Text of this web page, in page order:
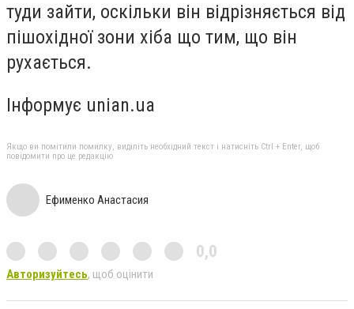
туди зайти, оскільки він відрізняється від
пішохідної зони хіба що тим, що він
рухається.
Інформує unian.ua
Якщо ви помітили помилку, виділіть необхідний текст і натисніть Ctrl + Enter, щоб
повідомити про це редакцію
Ефименко Анастасия
0,0
Авторизуйтесь, щоб оцінити